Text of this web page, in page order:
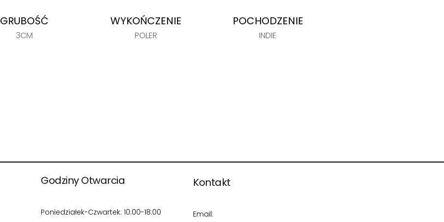
GRUBOŚĆ
3CM
WYKOŃCZENIE
POLER
POCHODZENIE
INDIE
Godziny Otwarcia
Poniedziałek-Czwartek: 10:00-18:00
Kontakt
Email: